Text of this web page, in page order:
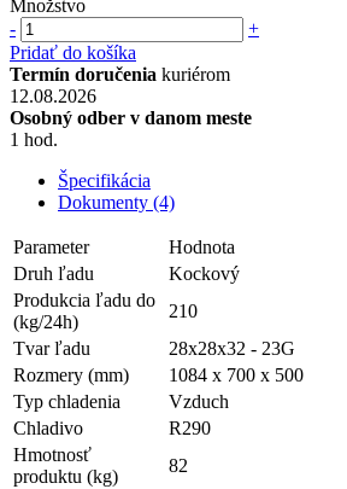
Množstvo
-
+
Pridať do košíka
Termín doručenia kuriérom
12.08.2026
Osobný odber v danom meste
1 hod.
Špecifikácia
Dokumenty (4)
Parameter
Hodnota
Druh ľadu
Kockový
Produkcia ľadu do
(kg/24h)
210
Tvar ľadu
28x28x32 - 23G
Rozmery (mm)
1084 x 700 x 500
Typ chladenia
Vzduch
Chladivo
R290
Hmotnosť
produktu (kg)
82